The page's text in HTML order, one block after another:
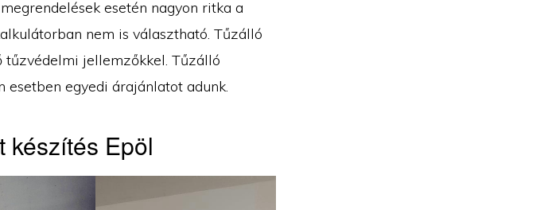
esetén nagyon ritka a
nem is választható. Tűzálló
jellemzőkkel. Tűzálló
egyedi árajánlatot adunk.
készítés Epöl